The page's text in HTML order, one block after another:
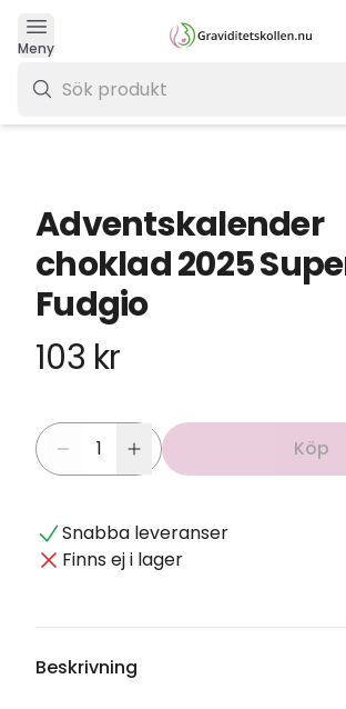
Meny
Adventskalender
choklad 2025
Fudgio
103 kr
Köp
Snabba leveranser
Finns ej i lager
Beskrivning